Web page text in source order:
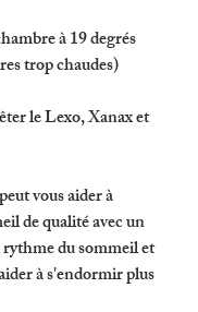
à 19 degrés
trop chaudes)
le Lexo, Xanax et
peut vous aider à
de qualité avec un
du sommeil et
à s'endormir plus